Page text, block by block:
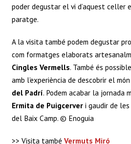
poder degustar el vi d’aquest
paratge.
A la visita també podem degustar
com formatges elaborats
Cingles Vermells. També és
amb l’experiència de descobrir el
del Padrí. Podem acabar la jornada
Ermita de Puigcerver i gaudir de
del Baix Camp. © Enoguia
>> Visita també Vermuts Miró